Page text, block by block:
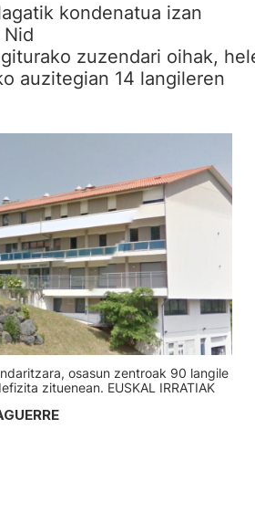
kondenatua izan
zuzendari oihak,
auzitegian 14 langileren
osasun zentroak 90 langile
zituenean. EUSKAL IRRATIAK